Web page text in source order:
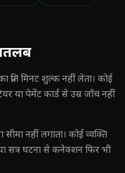
प्रति मिनट शुल्क नहीं लेता। कोई
या पेमेंट कार्ड से उम्र जाँच नहीं
नहीं लगाता। कोई व्यक्ति
सत्र घटना से कनेक्शन फिर भी